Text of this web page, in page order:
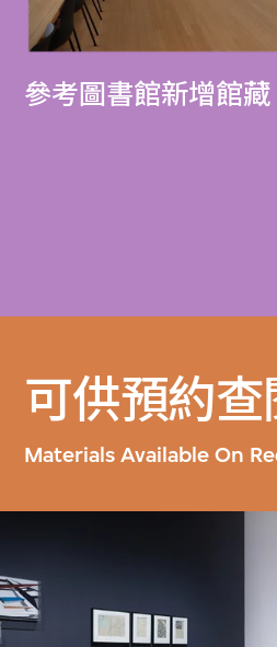
參考圖書館新增館藏
可供預約
Materials Available On